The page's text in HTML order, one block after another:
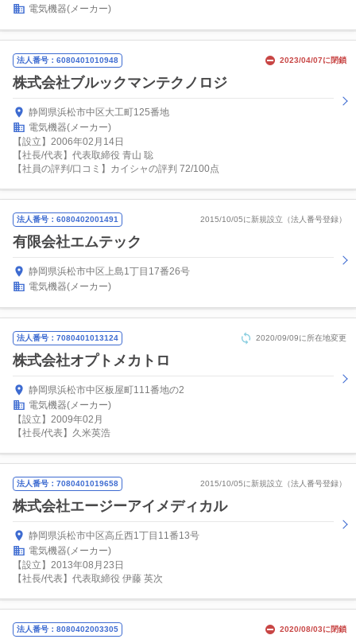
電気機器(メーカー)
法人番号：6080401010948 2023/04/07に閉鎖
株式会社ブルックマンテクノロジ
静岡県浜松市中区大工町125番地
電気機器(メーカー)
【設立】2006年02月14日
【社長/代表】代表取締役 青山 聡
【社員の評判/口コミ】カイシャの評判 72/100点
法人番号：6080402001491 2015/10/05に新規設立（法人番号登録）
有限会社エムテック
静岡県浜松市中区上島1丁目17番26号
電気機器(メーカー)
法人番号：7080401013124 2020/09/09に所在地変更
株式会社オプトメカトロ
静岡県浜松市中区板屋町111番地の2
電気機器(メーカー)
【設立】2009年02月
【社長/代表】久米英浩
法人番号：7080401019658 2015/10/05に新規設立（法人番号登録）
株式会社エージーアイメディカル
静岡県浜松市中区高丘西1丁目11番13号
電気機器(メーカー)
【設立】2013年08月23日
【社長/代表】代表取締役 伊藤 英次
法人番号：8080402003305 2020/08/03に閉鎖